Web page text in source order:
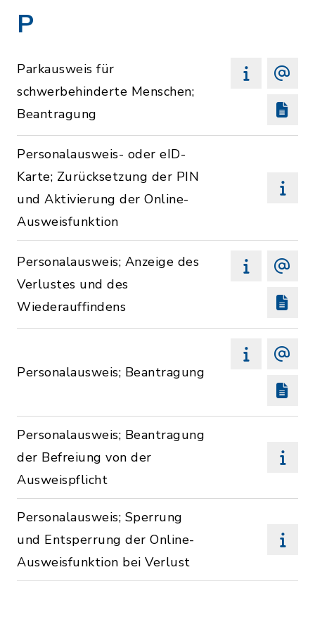
P
Parkausweis für
schwerbehinderte Menschen;
Beantragung
Personalausweis- oder eID-
Karte; Zurücksetzung der PIN
und Aktivierung der Online-
Ausweisfunktion
Personalausweis; Anzeige des
Verlustes und des
Wiederauffindens
Personalausweis; Beantragung
Personalausweis; Beantragung
der Befreiung von der
Ausweispflicht
Personalausweis; Sperrung
und Entsperrung der Online-
Ausweisfunktion bei Verlust